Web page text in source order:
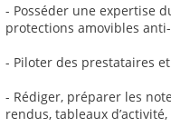
- Posséder une expertise
protections amovibles
- Piloter des prestataires
- Rédiger, préparer les
rendus, tableaux d’activité,